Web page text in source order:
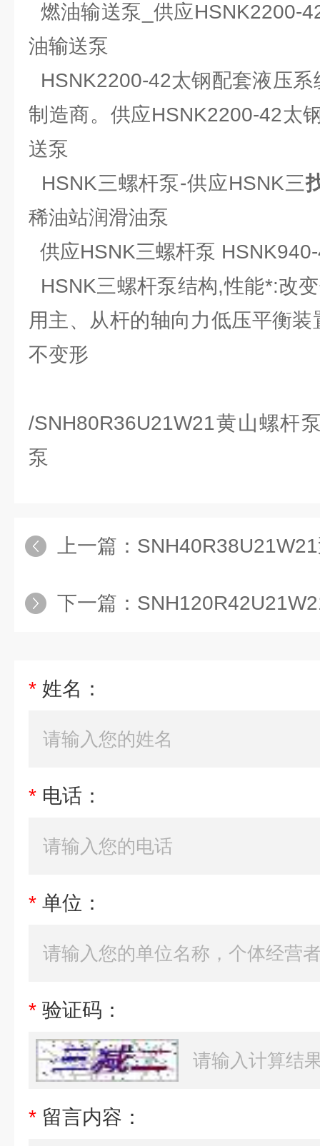
燃油输送泵_供应HSNK2200-
油输送泵
HSNK2200-42太钢配套液压
制造商。供应HSNK2200-42太
送泵
HSNK三螺杆泵-供应HSNK三
稀油站润滑油泵
供应HSNK三螺杆泵
HSNK三螺杆泵结构,性能*:改
用主、从杆的轴向力低压平衡
不变形
/SNH80R36U21W21黄山螺杆
泵
上一篇：
下一篇：
* 姓名：
* 电话：
* 单位：
* 验证码：
* 留言内容：